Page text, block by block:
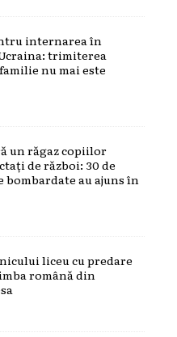
internarea în
trimiterea
nu mai este
un răgaz copiilor
de război: 30 de
bombardate au ajuns în
liceu cu predare
română din